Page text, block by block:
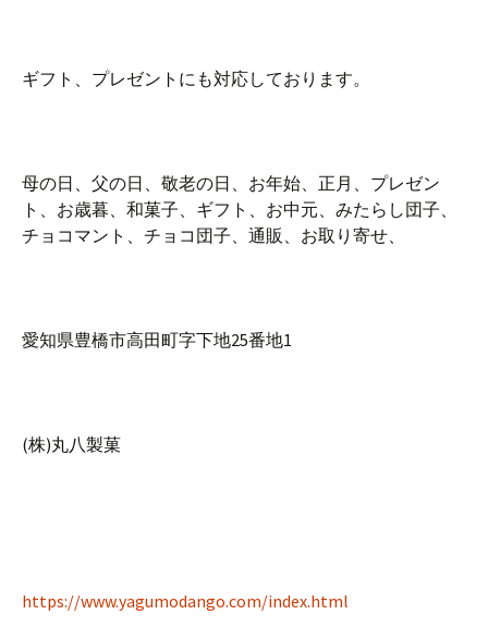
ギフト、プレゼントにも対応しております。
母の日、父の日、敬老の日、お年始、正月、プレゼン
ト、お歳暮、和菓子、ギフト、お中元、みたらし団子、
チョコマント、チョコ団子、通販、お取り寄せ、
愛知県豊橋市高田町字下地25番地1
(株)丸八製菓
https://www.yagumodango.com/index.html